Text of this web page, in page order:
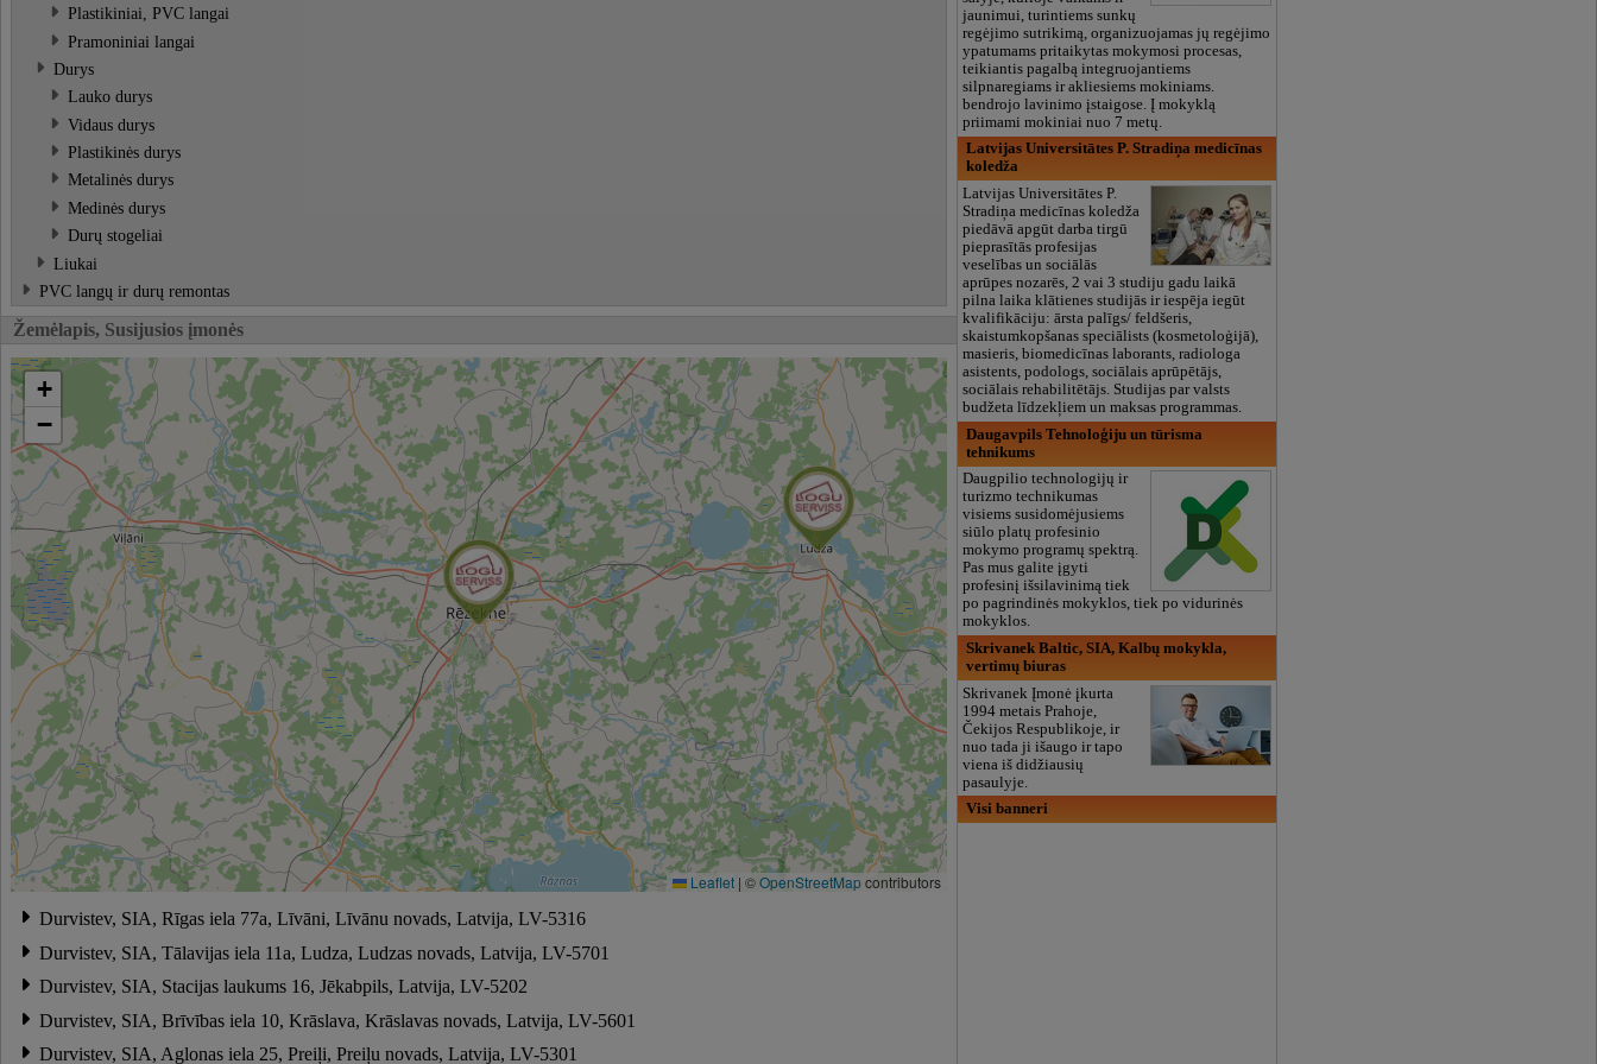
Plastikiniai, PVC langai
Pramoniniai langai
Durys
Lauko durys
Vidaus durys
Plastikinės durys
Metalinės durys
Medinės durys
Durų stogeliai
Liukai
PVC langų ir durų remontas
Žemėlapis, Susijusios įmonės
+
−
Leaflet | ©OpenStreetMapcontributors
Durvistev, SIA, Rīgas iela 77a, Līvāni, Līvānu novads, Latvija, LV-5316
Durvistev, SIA, Tālavijas iela 11a, Ludza, Ludzas novads, Latvija, LV-5701
Durvistev, SIA, Stacijas laukums 16, Jēkabpils, Latvija, LV-5202
Durvistev, SIA, Brīvības iela 10, Krāslava, Krāslavas novads, Latvija, LV-5601
Durvistev, SIA, Aglonas iela 25, Preiļi, Preiļu novads, Latvija, LV-5301
jaunimui, turintiems sunkų
regėjimo sutrikimą, organizuojamas jų regėjimo
ypatumams pritaikytas mokymosi procesas,
teikiantis pagalbą integruojantiems
silpnaregiams ir akliesiems mokiniams.
bendrojo lavinimo įstaigose. Į mokyklą
priimami mokiniai nuo 7 metų.
Latvijas Universitātes P. Stradiņa medicīnas
koledža
Latvijas Universitātes P.
Stradiņa medicīnas koledža
piedāvā apgūt darba tirgū
pieprasītās profesijas
veselības un sociālās
aprūpes nozarēs, 2 vai 3 studiju gadu laikā
pilna laika klātienes studijās ir iespēja iegūt
kvalifikāciju: ārsta palīgs/ feldšeris,
skaistumkopšanas speciālists (kosmetoloģijā),
masieris, biomedicīnas laborants, radiologa
asistents, podologs, sociālais aprūpētājs,
sociālais rehabilitētājs. Studijas par valsts
budžeta līdzekļiem un maksas programmas.
Daugavpils Tehnoloģiju un tūrisma
tehnikums
Daugpilio technologijų ir
turizmo technikumas
visiems susidomėjusiems
siūlo platų profesinio
mokymo programų spektrą.
Pas mus galite įgyti
profesinį išsilavinimą tiek
po pagrindinės mokyklos, tiek po vidurinės
mokyklos.
Skrivanek Baltic, SIA, Kalbų mokykla,
vertimų biuras
Skrivanek Įmonė įkurta
1994 metais Prahoje,
Čekijos Respublikoje, ir
nuo tada ji išaugo ir tapo
viena iš didžiausių
pasaulyje.
Visi banneri